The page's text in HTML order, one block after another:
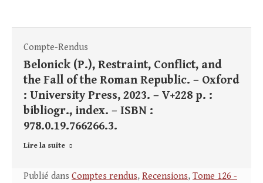
Compte-Rendus
Belonick (P.), Restraint, Conflict, and
the Fall of the Roman Republic. – Oxford
: University Press, 2023. – V+228 p. :
bibliogr., index. – ISBN :
978.0.19.766266.3.
Lire la suite
Publié dans Comptes rendus, Recensions, Tome 126 -